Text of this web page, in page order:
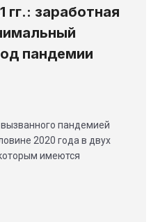
гг.: заработная
пандемии
вызванного пандемией
2020 года в двух
имеются